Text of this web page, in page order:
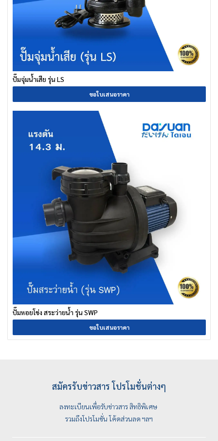
ปั๊มจุ่มน้ำเสีย รุ่น LS
ขอใบเสนอราคา
ปั๊มหอยโข่ง สระว่ายน้ำ รุ่น SWP
ขอใบเสนอราคา
สมัครรับข่าวสาร โปรโมชั่นต่างๆ
ลงทะเบียนเพื่อรับข่าวสาร สิทธิพิเศษ
รวมถึงโปรโมชั่น โค้ดส่วนลด ฯลฯ